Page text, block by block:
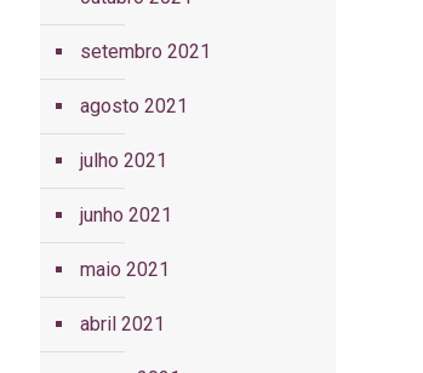
setembro 2021
agosto 2021
julho 2021
junho 2021
maio 2021
abril 2021